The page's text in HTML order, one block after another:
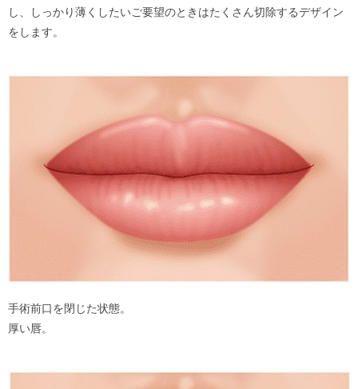
し、しっかり薄くしたいご要望のときはたくさん切除するデザイン
をします。
手術前口を閉じた状態。
厚い唇。